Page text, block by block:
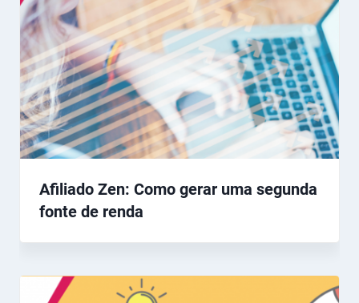
Afiliado Zen: Como gerar uma segunda
fonte de renda